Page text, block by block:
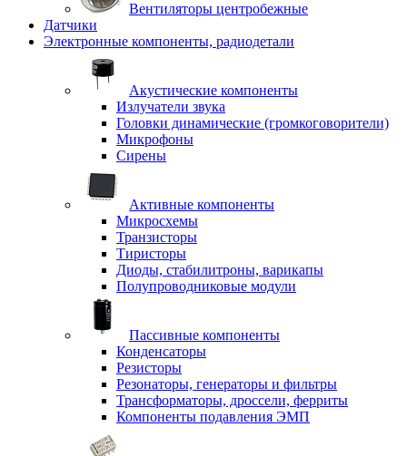
Вентиляторы центробежные
Датчики
Электронные компоненты, радиодетали
Акустические компоненты
Излучатели звука
Головки динамические (громкоговорители)
Микрофоны
Сирены
Активные компоненты
Микросхемы
Транзисторы
Тиристоры
Диоды, стабилитроны, варикапы
Полупроводниковые модули
Пассивные компоненты
Конденсаторы
Резисторы
Резонаторы, генераторы и фильтры
Трансформаторы, дроссели, ферриты
Компоненты подавления ЭМП